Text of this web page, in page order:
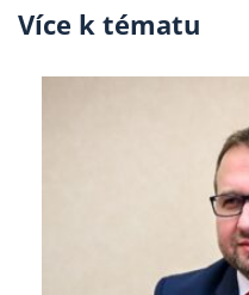
Více k tématu